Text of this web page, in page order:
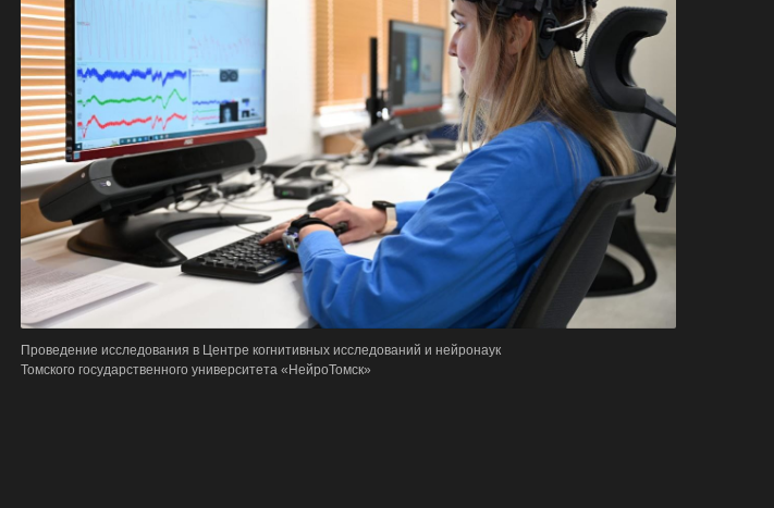
Проведение исследования в Центре когнитивных исследований и нейронаук
Томского государственного университета «НейроТомск»